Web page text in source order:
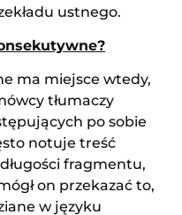
ustnego.
ma miejsce wtedy,
tłumaczy
po sobie
notuje treść
fragmentu,
on przekazać to,
w języku